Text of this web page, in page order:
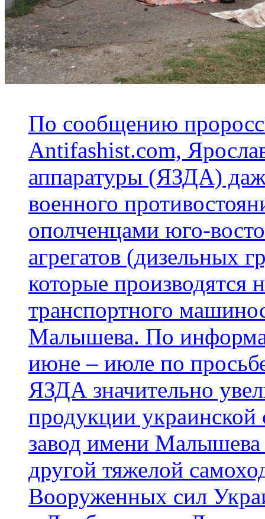
По сообщению
Antifashist.com,
аппаратуры (ЯЗДА)
военного
ополченцами юго-
агрегатов (дизельных
которые производятся
транспортного
Малышева. По
июне – июле по
ЯЗДА значительно
продукции
завод имени Малышева
другой тяжелой
Вооруженных сил